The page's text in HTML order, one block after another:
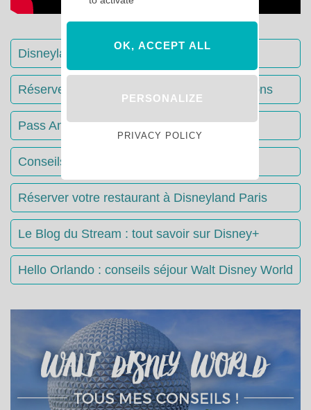
Disneyland Paris : Le guide complet
Réserver votre séjour : toutes les informations
Pass Annuels Disney : informations
Conseils & Astuces Disneyland Paris
Réserver votre restaurant à Disneyland Paris
Le Blog du Stream : tout savoir sur Disney+
Hello Orlando : conseils séjour Walt Disney World
OK, ACCEPT ALL
PERSONALIZE
PRIVACY POLICY